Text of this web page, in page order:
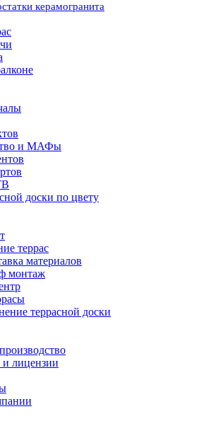
керамогранита
и МАФы
доски по цвету
террас
материалов
монтаж
террасной доски
лицензии